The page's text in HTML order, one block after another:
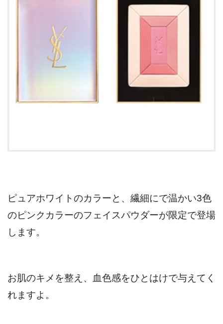
ピュアホワイトのカラーと、繊細にで温かい3色
のピンクカラーのフェイスパウダーが限定で登場
します。
お肌のキメを整え、血色感をひとはけで与えてく
れますよ。